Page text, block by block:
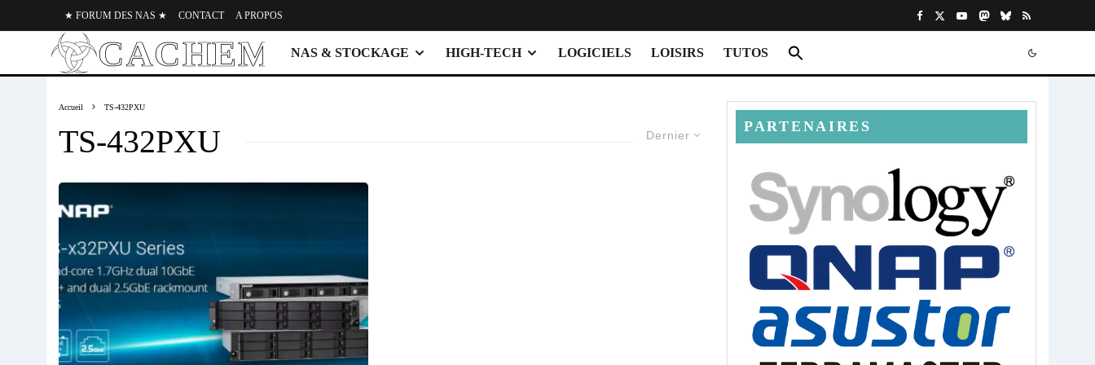
★ FORUM DES NAS ★ CONTACT A PROPOS
NAS & STOCKAGE HIGH-TECH LOGICIELS LOISIRS TUTOS
Accueil TS-432PXU
Dernier
TS-432PXU PARTENAIRES